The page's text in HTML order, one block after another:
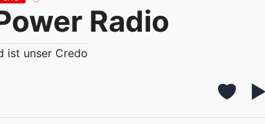
Radio
ist unser Credo